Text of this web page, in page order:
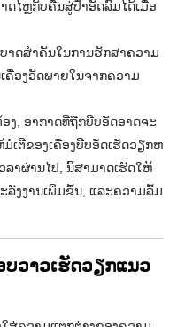
ດໄຫຼກັບຄືນສູ່ປໍ້າອັດລົມໄດ້ເມື່ອ
າດສໍາຄັນໃນການຮັກສາຄວາມ
ຄື່ອງອັດພາຍໃນຈາກຄວາມ
ງ, ອາກາດທີ່ຖືກບີບອັດອາດຈະ
ເຕີຂອງເຄື່ອງບີບອັດເຮັດວຽກຫ
ລາຜ່ານໄປ, ນີ້ສາມາດເຮັດໃຫ້
ລັງງານເພີ່ມຂຶ້ນ, ແລະຄວາມລົ້ມ
ບວາວເຮັດວຽກແນວ